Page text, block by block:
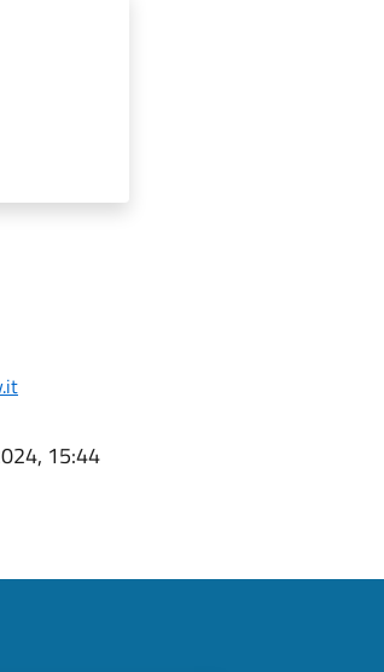
15:44